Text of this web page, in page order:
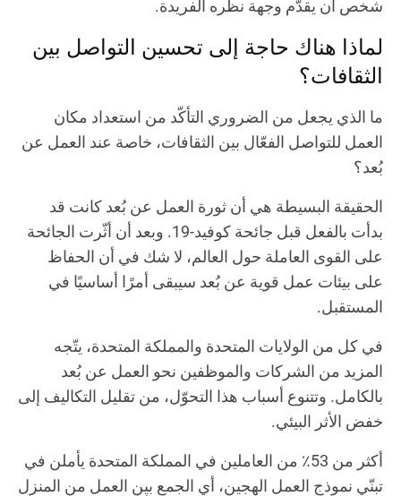
شخص أن يقدّم وجهة نظره الفريدة.
لماذا هناك حاجة إلى تحسين التواصل بين
الثقافات؟
ما الذي يجعل من الضروري التأكّد من استعداد مكان
العمل للتواصل الفعّال بين الثقافات، خاصة عند العمل عن
بُعد؟
الحقيقة البسيطة هي أن ثورة العمل عن بُعد كانت قد
بدأت بالفعل قبل جائحة كوفيد-19. وبعد أن أثّرت الجائحة
على القوى العاملة حول العالم، لا شك في أن الحفاظ
على بيئات عمل قوية عن بُعد سيبقى أمرًا أساسيًا في
المستقبل.
في كل من الولايات المتحدة والمملكة المتحدة، يتّجه
المزيد من الشركات والموظفين نحو العمل عن بُعد
بالكامل. وتتنوع أسباب هذا التحوّل، من تقليل التكاليف إلى
خفض الأثر البيئي.
أكثر من 53٪ من العاملين في المملكة المتحدة يأملن في
تبنّي نموذج العمل الهجين، أي الجمع بين العمل من المنزل